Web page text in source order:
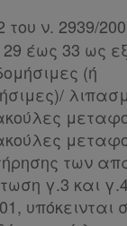
ν. 2939/
έως 33 ως
(ή
των
γ.3 και